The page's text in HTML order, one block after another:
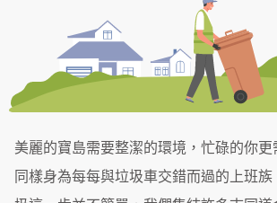
美麗的寶島需要整潔的環境，忙碌的你更
同樣身為每每與垃圾車交錯而過的上班